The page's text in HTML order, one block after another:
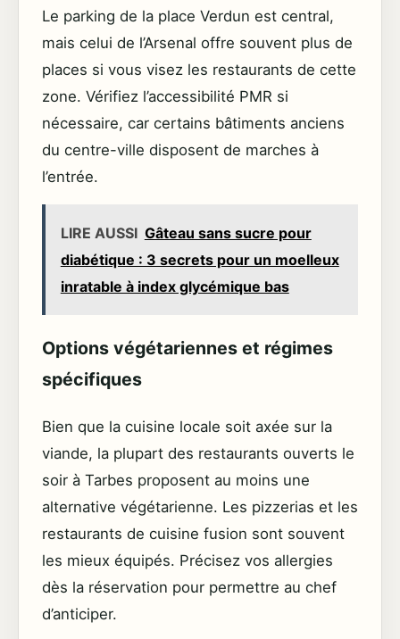
Le parking de la place Verdun est central,
mais celui de l’Arsenal offre souvent plus de
places si vous visez les restaurants de cette
zone. Vérifiez l’accessibilité PMR si
nécessaire, car certains bâtiments anciens
du centre-ville disposent de marches à
l’entrée.
LIRE AUSSI Gâteau sans sucre pour
diabétique : 3 secrets pour un moelleux
inratable à index glycémique bas
Options végétariennes et régimes
spécifiques
Bien que la cuisine locale soit axée sur la
viande, la plupart des restaurants ouverts le
soir à Tarbes proposent au moins une
alternative végétarienne. Les pizzerias et les
restaurants de cuisine fusion sont souvent
les mieux équipés. Précisez vos allergies
dès la réservation pour permettre au chef
d’anticiper.